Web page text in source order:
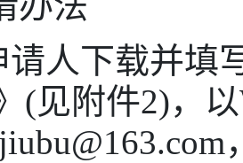
请人下载并填
(见附件2)，